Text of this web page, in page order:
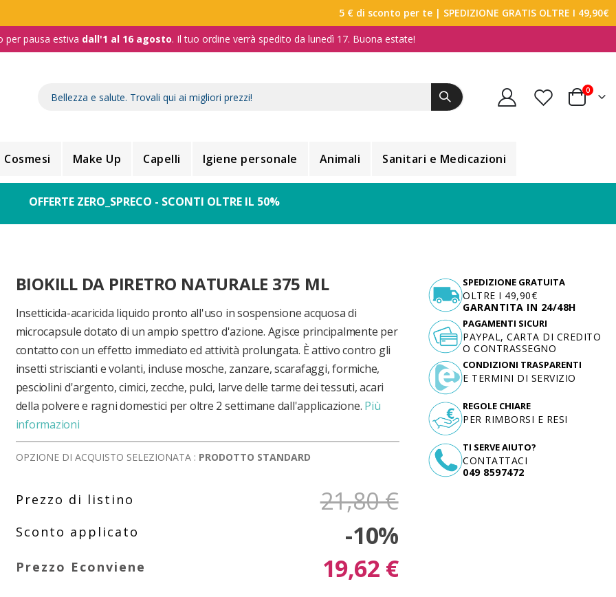
5 € di sconto per te | SPEDIZIONE GRATIS OLTRE I 49,90€
per pausa estiva dall'1 al 16 agosto. Il tuo ordine verrà spedito da lunedì 17. Buona estate!
Carrello
0
Cosmesi Make Up Capelli Igiene personale Animali Sanitari e Medicazioni
OFFERTE ZERO_SPRECO - SCONTI OLTRE IL 50%
BIOKILL DA PIRETRO NATURALE 375 ML
Insetticida-acaricida liquido pronto all'uso in sospensione acquosa di
microcapsule dotato di un ampio spettro d'azione. Agisce principalmente per
contatto con un effetto immediato ed attività prolungata. È attivo contro gli
insetti striscianti e volanti, incluse mosche, zanzare, scarafaggi, formiche,
pesciolini d'argento, cimici, zecche, pulci, larve delle tarme dei tessuti, acari
della polvere e ragni domestici per oltre 2 settimane dall'applicazione. Più
informazioni
OPZIONE DI ACQUISTO SELEZIONATA : PRODOTTO STANDARD
21,80 €
-10%
19,62 €
SPEDIZIONE GRATUITA
OLTRE I 49,90€
GARANTITA IN 24/48H
TI SERVE AIUTO?
CONTATTACI
049 8597472
PAGAMENTI SICURI
PAYPAL, CARTA DI CREDITO
O CONTRASSEGNO
CONDIZIONI TRASPARENTI
E TERMINI DI SERVIZIO
REGOLE CHIARE
PER RIMBORSI E RESI